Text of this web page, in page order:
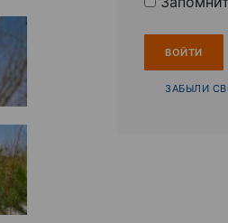
ЗАБЫЛИ